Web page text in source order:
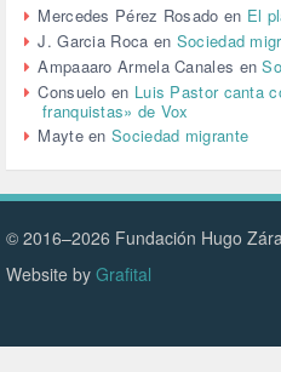
VEJEZ (1)
VENEZUELA (3)
VENEZULA (1)
VIAJES (1)
VIOLENCIA (2)
VIOLENCIA DE GÉNERO (223)
VIVIENDA (9)
VOLODIMIR ZELENSKY (1)
Mercedes Pérez Rosado en El
J. Garcia Roca en Sociedad
Ampaaaro Armela Canales en
Consuelo en Luis Pastor canta
franquistas» de Vox
MayteenSociedad migrante
© 2016–2026 Fundación Hugo
Website by Grafital